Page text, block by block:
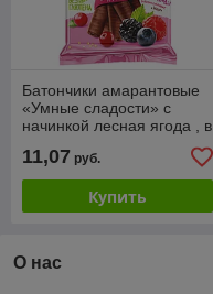
Батончики амарантовые
«Умные сладости» с
начинкой лесная ягода , в
11,07 руб.
Купить
О нас